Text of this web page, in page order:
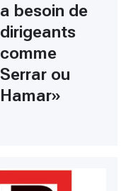
a besoin de
dirigeants
comme
Serrar ou
Hamar»